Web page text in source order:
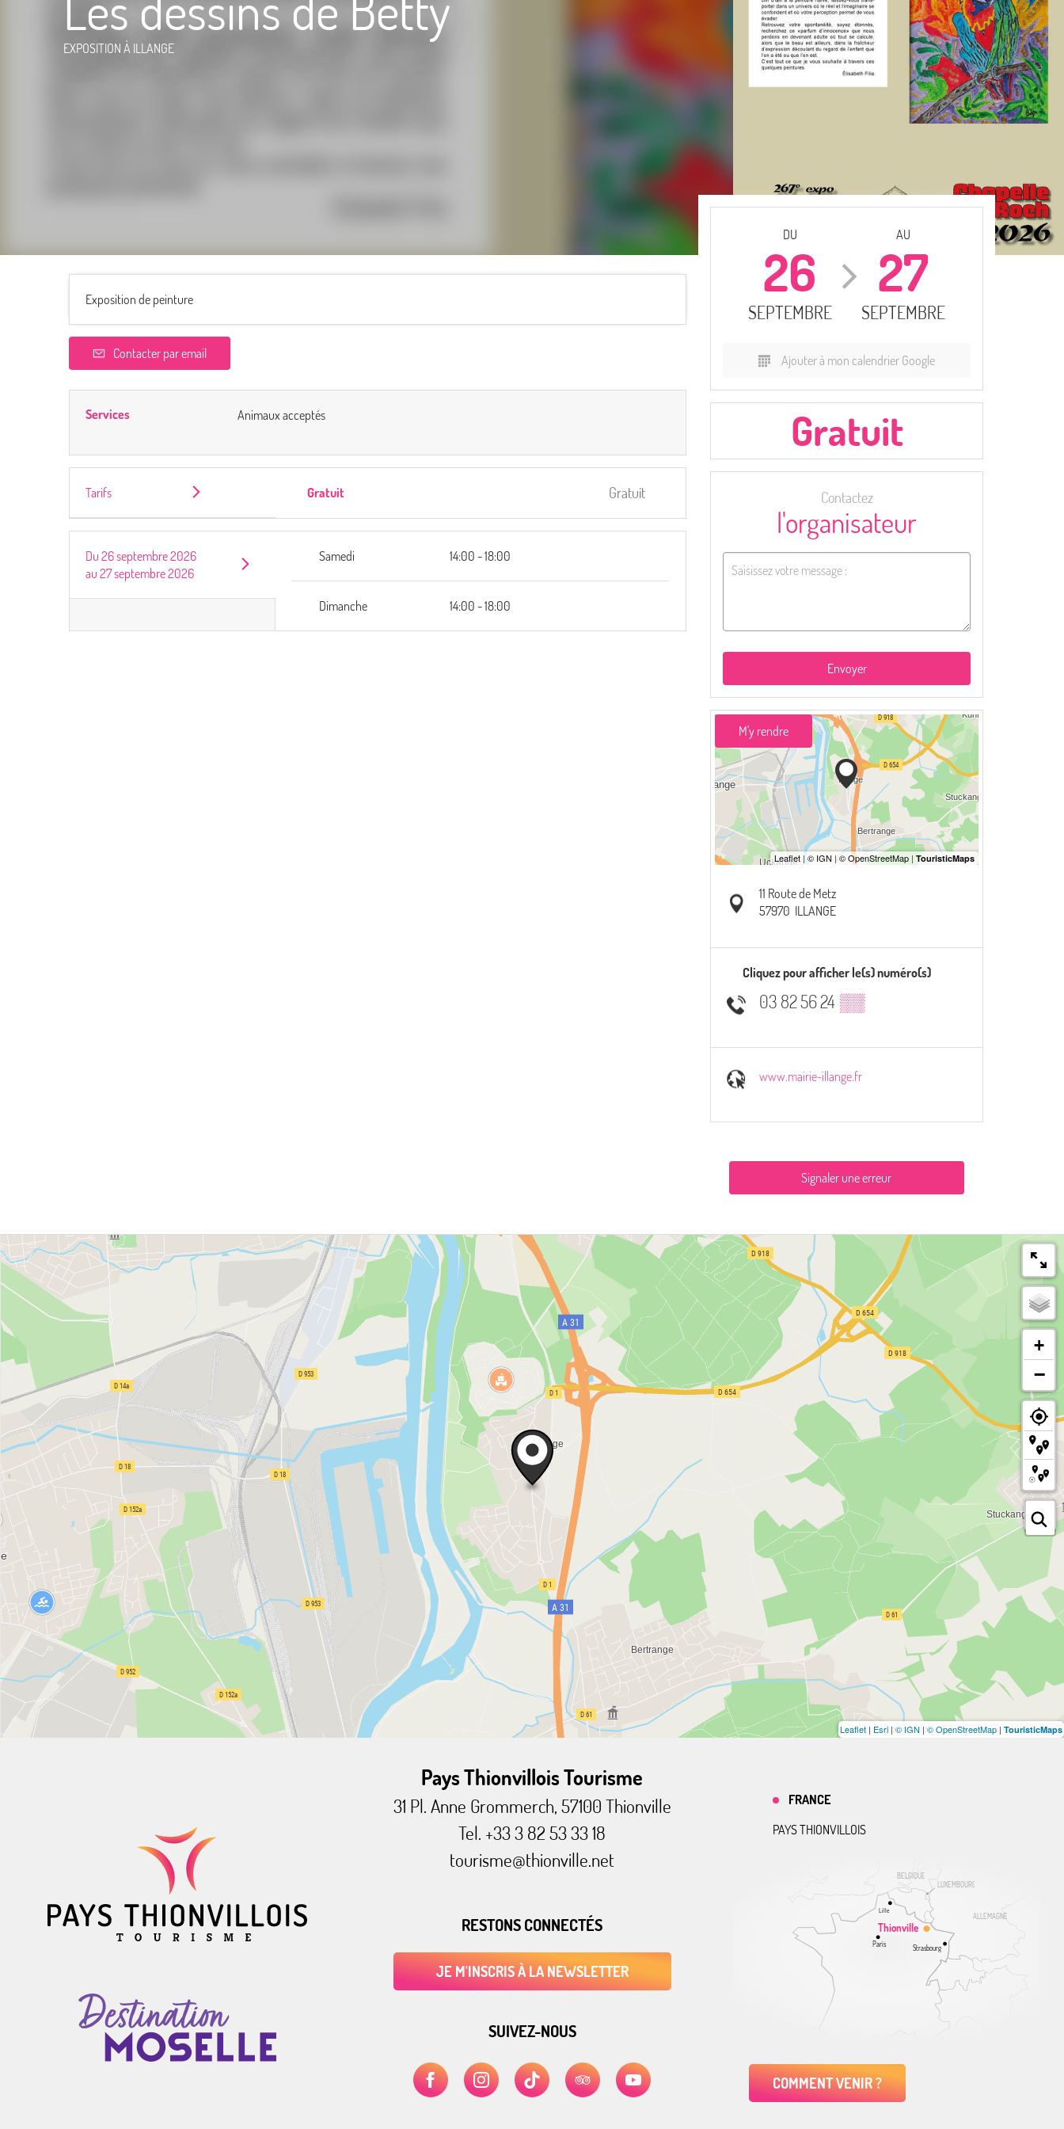
EXPOSITION À ILLANGE
Exposition de peinture
Contacter par email
Services Animaux acceptés
Tarifs Gratuit Gratuit
Du 26 septembre 2026
au 27 septembre 2026
Samedi 14:00 - 18:00
Dimanche 14:00 - 18:00
DU
26
SEPTEMBRE
AU
27
SEPTEMBRE
Ajouter à mon calendrier Google
Gratuit
Contactez
l'organisateur
Envoyer
M'y rendre
11 Route de Metz
57970 ILLANGE
Cliquez pour afficher le(s) numéro(s)
03 82 56 24 ▒▒
www.mairie-illange.fr
Signaler une erreur
+
−
Leaflet | Esri | © IGN | © OpenStreetMap | TouristicMaps
Pays Thionvillois Tourisme
31 Pl. Anne Grommerch, 57100 Thionville
Tel. +33 3 82 53 33 18
tourisme@thionville.net
RESTONS CONNECTÉS
JE M'INSCRIS À LA NEWSLETTER
SUIVEZ-NOUS
ALLEMAGNE
BELGIQUE
LUXEMBOURG
Thionville
Lille
Paris Strasbourg
FRANCE
PAYS THIONVILLOIS
COMMENT VENIR ?